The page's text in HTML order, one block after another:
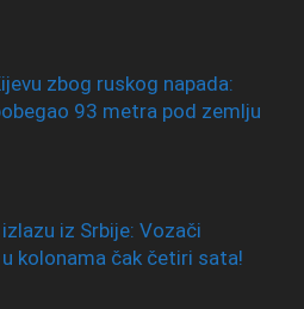
zbog ruskog napada:
93 metra pod zemlju
iz Srbije: Vozači
kolonama čak četiri sata!